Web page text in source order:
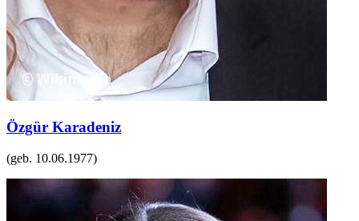
Özgür Karadeniz
(geb. 10.06.1977)